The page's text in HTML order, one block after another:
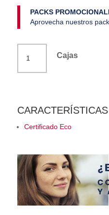
PACKS
Aprovecha nuestros
ecológico
cantidad
Cajas
Certificado Eco